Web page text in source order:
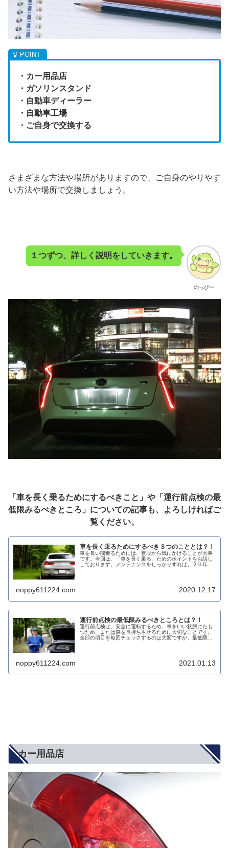
・カー用品店
・ガソリンスタンド
・自動車ディーラー
・自動車工場
・ご自身で交換する
さまざまな方法や場所がありますので、ご自身のやりやす
い方法や場所で交換しましょう。
のっぴー
１つずつ、詳しく説明をしていきます。
「車を長く乗るためにするべきこと」や「運行前点検の最
低限みるべきところ」についての記事も、よろしければご
覧ください。
車を長く乗るためにするべき３つのこととは？！
車を長い間乗るためには、普段から気にかけることが大事
です。今回は、「車を長く乗る」ためのポイントをお話し
しております。メンテナンスをしっかりすれば、２０年同
noppy611224.com 2020.12.17
運行前点検の最低限みるべきところとは？！
運行前点検は、安全に運転するため、車をいい状態にたも
つため、または車を長持ちさせるために大切なことです。
全部の項目を毎回チェックするのは大変ですが、最低限毎
noppy611224.com 2021.01.13
カー用品店